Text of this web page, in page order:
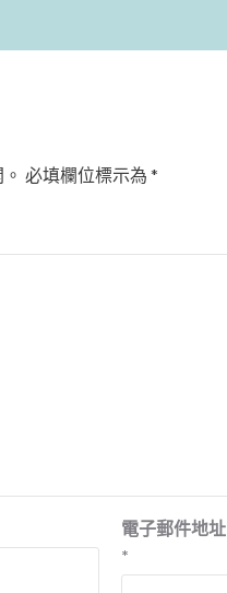
必填欄位標示為 *
電子郵件地址
*